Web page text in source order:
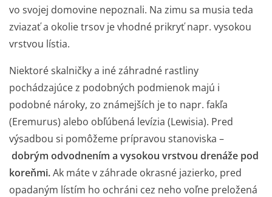
vo svojej domovine nepoznali. Na zimu sa musia teda
zviazať a okolie trsov je vhodné prikryť napr. vysokou
vrstvou lístia.
Niektoré skalničky a iné záhradné rastliny
pochádzajúce z podobných podmienok majú i
podobné nároky, zo známejších je to napr. fakľa
(Eremurus) alebo obľúbená levízia (Lewisia). Pred
výsadbou si pomôžeme prípravou stanoviska –
dobrým odvodnením a vysokou vrstvou drenáže pod
koreňmi.Ak máte v záhrade okrasné jazierko, pred
opadaným lístím ho ochráni cez neho voľne preložená